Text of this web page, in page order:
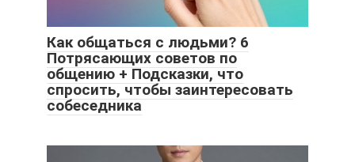
Как общаться с людьми? 6
Потрясающих советов по
общению + Подсказки, что
спросить, чтобы заинтересовать
собеседника